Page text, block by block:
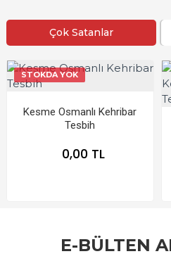
Çok Satanlar
STOKDA YOK
Kesme Osmanlı Kehribar
Tesbih
0,00 TL
E-BÜLTEN